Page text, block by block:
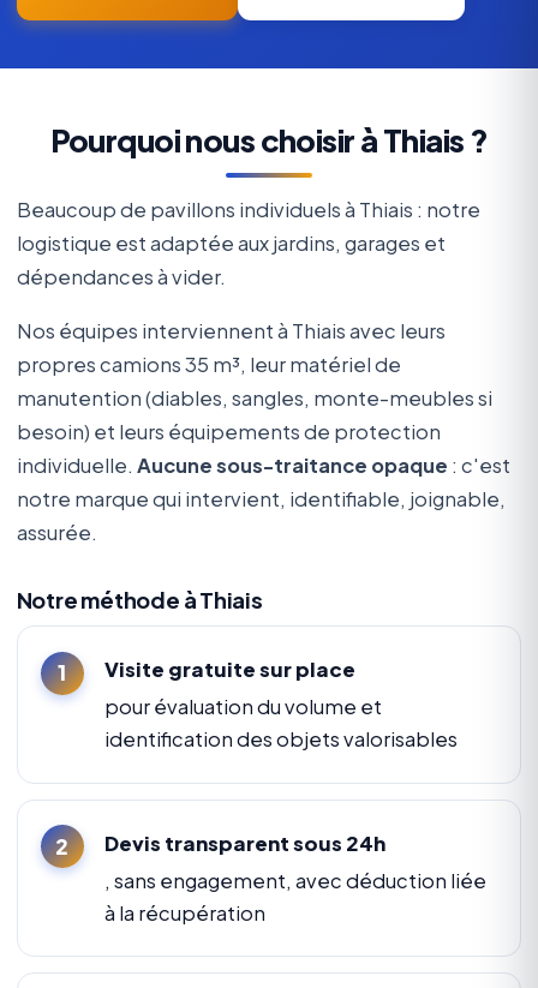
Pourquoi nous choisir à Thiais ?
Beaucoup de pavillons individuels à Thiais : notre
logistique est adaptée aux jardins, garages et
dépendances à vider.
Nos équipes interviennent à Thiais avec leurs
propres camions 35 m³, leur matériel de
manutention (diables, sangles, monte-meubles si
besoin) et leurs équipements de protection
individuelle. Aucune sous-traitance opaque : c'est
notre marque qui intervient, identifiable, joignable,
assurée.
Notre méthode à Thiais
Visite gratuite sur place
pour évaluation du volume et
identification des objets valorisables
Devis transparent sous 24h
, sans engagement, avec déduction liée
à la récupération